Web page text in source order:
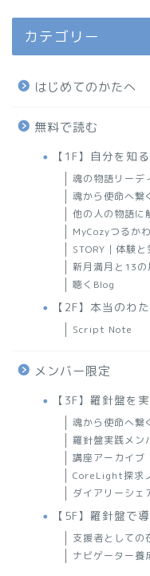
カテゴリー
はじめてのかたへ
無料で読む
【1F】自分を知
魂の物語リーデ
魂から使命へ繋
他の人の物語に
MyCozyつるかわ
STORY｜体験
新月満月と13の
聴くBlog
【2F】本当のわ
Script Note
メンバー限定
【3F】羅針盤を
魂から使命へ繋
羅針盤実践メン
講座アーカイブ
CoreLight探求
ダイアリーシェ
【5F】羅針盤で
支援者としての
ナビゲーター養